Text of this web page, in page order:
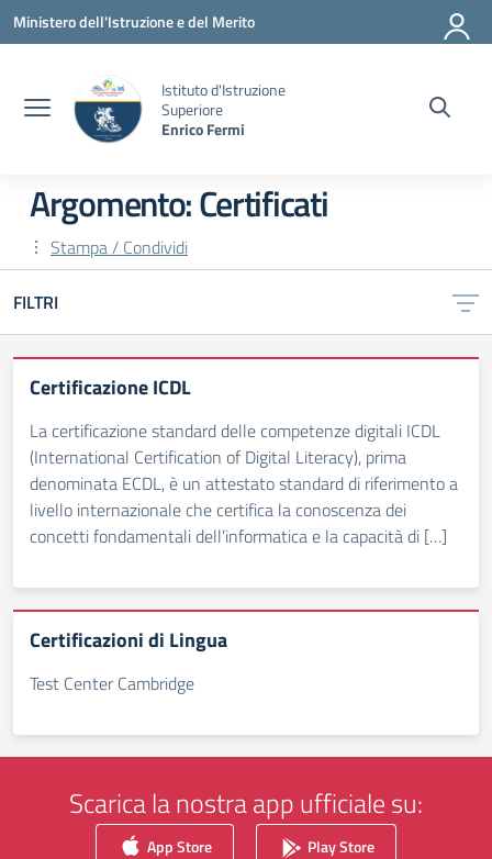
Vai ai contenuti
Vai al menu di navigazione
Vai al footer
Ministero dell'Istruzione e del Merito
Istituto d'Istruzione
Superiore
Enrico Fermi
Argomento: Certificati
Stampa / Condividi
FILTRI
Certificazione ICDL
La certificazione standard delle competenze digitali ICDL
(International Certification of Digital Literacy), prima
denominata ECDL, è un attestato standard di riferimento a
livello internazionale che certifica la conoscenza dei
concetti fondamentali dell’informatica e la capacità di […]
Certificazioni di Lingua
Test Center Cambridge
Scarica la nostra app ufficiale su:
App Store Play Store